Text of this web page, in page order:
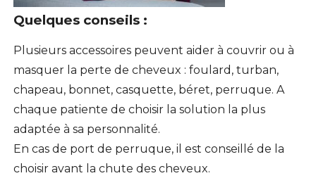
Quelques conseils :
Plusieurs accessoires peuvent aider à couvrir ou à
masquer la perte de cheveux : foulard, turban,
chapeau, bonnet, casquette, béret, perruque. A
chaque patiente de choisir la solution la plus
adaptée à sa personnalité.
En cas de port de perruque, il est conseillé de la
choisir avant la chute des cheveux.